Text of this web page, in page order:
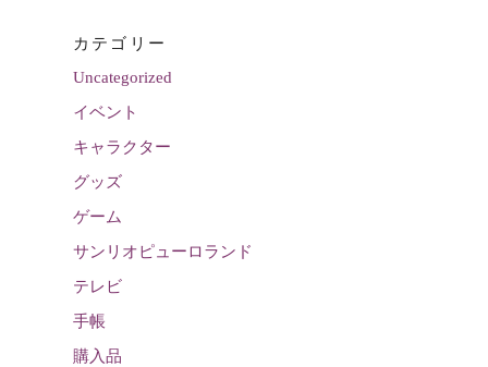
カテゴリー
Uncategorized
イベント
キャラクター
グッズ
ゲーム
サンリオピューロランド
テレビ
手帳
購入品